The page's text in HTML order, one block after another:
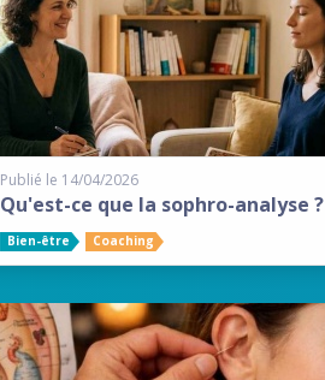
Publié le 14/04/2026
Qu'est-ce que la sophro-analyse ?
Bien-être Coaching